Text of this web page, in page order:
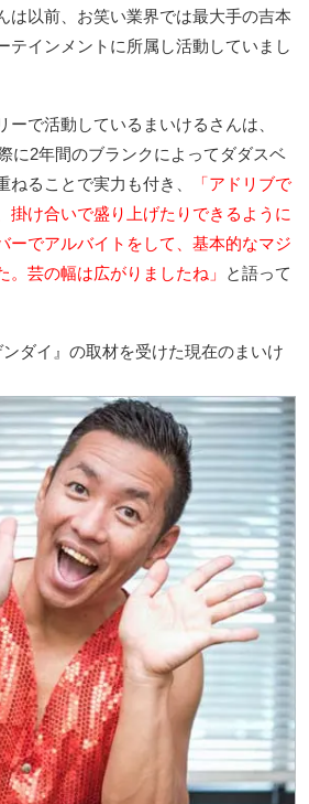
は以前、お笑い業界では最大手の吉本
テインメントに所属し活動していまし
ーで活動しているまいけるさんは、
に2年間のブランクによってダダスベ
ねることで実力も付き、
「アドリブで
掛け合いで盛り上げたりできるように
ーでアルバイトをして、基本的なマジ
。芸の幅は広がりましたね」
と語って
ダイ』の取材を受けた現在のまいけ